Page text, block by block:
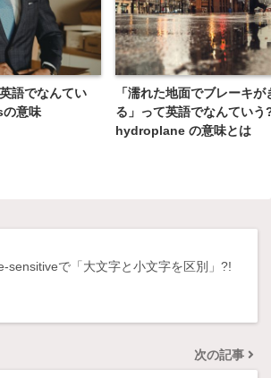
語でなんてい
意味
「濡れた地面でブレーキ
る」って英語でなんていう
hydroplane の意味とは
sensitiveで「大文字と小文字を区別」?!
次の記事